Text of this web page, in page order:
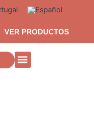
VER PRODUCTOS